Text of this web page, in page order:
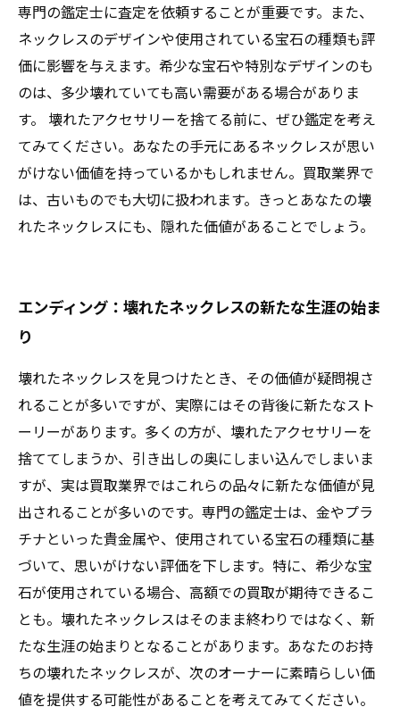
専門の鑑定士に査定を依頼することが重要です。また、
ネックレスのデザインや使用されている宝石の種類も評
価に影響を与えます。希少な宝石や特別なデザインのも
のは、多少壊れていても高い需要がある場合がありま
す。 壊れたアクセサリーを捨てる前に、ぜひ鑑定を考え
てみてください。あなたの手元にあるネックレスが思い
がけない価値を持っているかもしれません。買取業界で
は、古いものでも大切に扱われます。きっとあなたの壊
れたネックレスにも、隠れた価値があることでしょう。
エンディング：壊れたネックレスの新たな生涯の始ま
り
壊れたネックレスを見つけたとき、その価値が疑問視さ
れることが多いですが、実際にはその背後に新たなスト
ーリーがあります。多くの方が、壊れたアクセサリーを
捨ててしまうか、引き出しの奥にしまい込んでしまいま
すが、実は買取業界ではこれらの品々に新たな価値が見
出されることが多いのです。専門の鑑定士は、金やプラ
チナといった貴金属や、使用されている宝石の種類に基
づいて、思いがけない評価を下します。特に、希少な宝
石が使用されている場合、高額での買取が期待できるこ
とも。壊れたネックレスはそのまま終わりではなく、新
たな生涯の始まりとなることがあります。あなたのお持
ちの壊れたネックレスが、次のオーナーに素晴らしい価
値を提供する可能性があることを考えてみてください。